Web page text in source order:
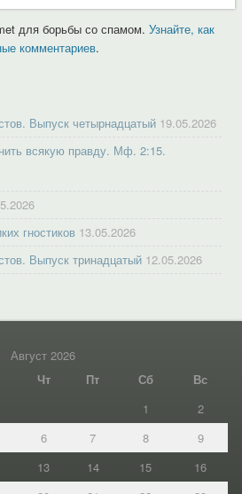
для борьбы со спамом. Узнайте, как
комментариев.
Выпуск четырнадцатый 19.05.2026
всякую правду. Мф. 2:15.
гностиков 13.05.2026
Выпуск тринадцатый 12.05.2026
Август 2026
Чт Пт Сб
Вс
1
2
6 7 8
9
13 14 15
16